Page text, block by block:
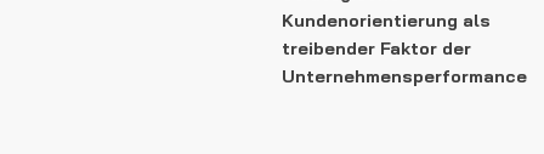
Kundenorientierung als
treibender Faktor der
Unternehmensperformance